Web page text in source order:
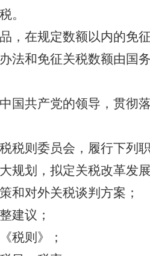
。
，在规定数额以内的免征
法和免征关税数额由国
国共产党的领导，贯彻
税则委员会，履行下列职
规划，拟定关税改革发
和对外关税谈判方案；
建议；
税则》；